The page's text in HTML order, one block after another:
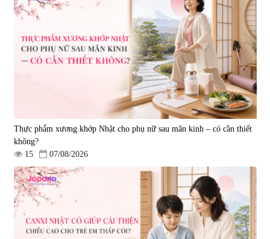
Tẩy tế bào chết Nichiei Bussan
Nano NMN+ Peeling Gel
|0
1.490.000 đ
Viên uống hỗ trợ bền thành
mạch, ngừa tai biến Elastin Plus
& Nattokinase Hokoen 80 viên
0
980.000 đ
Viên uống bổ gan Ribeto Shoji
Hepaclean 60 viên
690.000 đ
Viên uống hỗ trợ cải thiện thoát
vị đĩa đệm Kyoto Has 30 viên
|14.560
1.600.000 đ
Thực phẩm xương khớp Nhật cho phụ nữ sau mãn kinh – có cần thiết
không?
15
07/08/2026